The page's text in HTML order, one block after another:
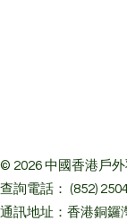
© 2026 中國香港戶
查詢電話： (852)
通訊地址：香港銅鑼